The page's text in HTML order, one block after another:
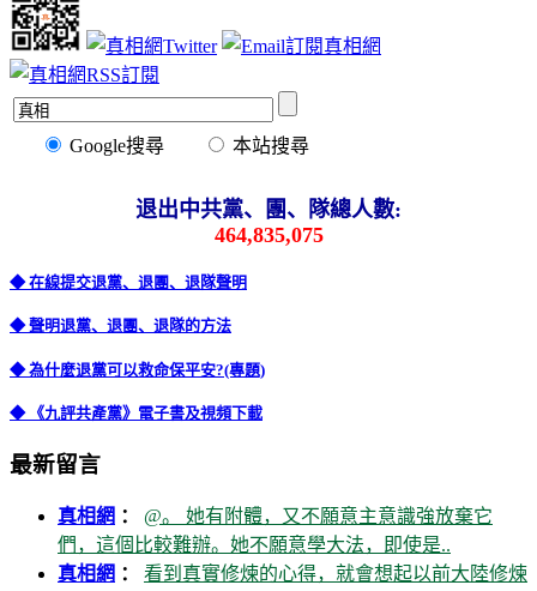
Google搜尋 本站搜尋
退出中共黨、團、隊總人數:
464,835,075
◆ 在線提交退黨、退團、退隊聲明
◆ 聲明退黨、退團、退隊的方法
◆ 為什麼退黨可以救命保平安?(專題)
◆ 《九評共產黨》電子書及視頻下載
最新留言
真相網 ： @。 她有附體，又不願意主意識強放棄它
們，這個比較難辦。她不願意學大法，即使是..
真相網 ： 看到真實修煉的心得，就會想起以前大陸修煉